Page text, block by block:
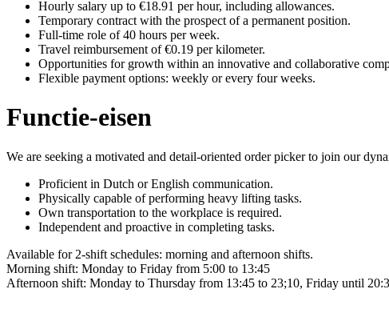
Hourly salary up to €18.91 per hour, including allowances.
Temporary contract with the prospect of a permanent position.
Full-time role of 40 hours per week.
Travel reimbursement of €0.19 per kilometer.
Opportunities for growth within an innovative and collaborative
Flexible payment options: weekly or every four weeks.
Functie-eisen
We are seeking a motivated and detail-oriented order picker to join our
Proficient in Dutch or English communication.
Physically capable of performing heavy lifting tasks.
Own transportation to the workplace is required.
Independent and proactive in completing tasks.
Available for 2-shift schedules: morning and afternoon shifts.
Morning shift: Monday to Friday from 5:00 to 13:45
Afternoon shift: Monday to Thursday from 13:45 to 23;10, Friday until